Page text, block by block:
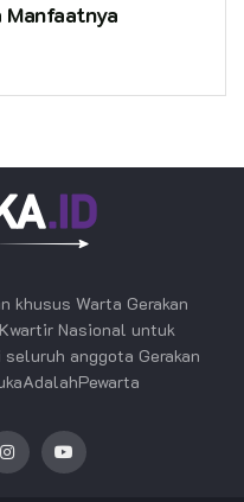
Manfaatnya
khusus Warta Gerakan
Nasional untuk
anggota Gerakan